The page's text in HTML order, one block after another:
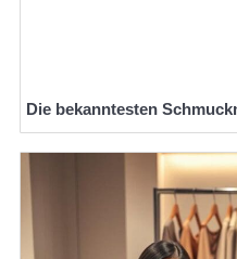
Die bekanntesten